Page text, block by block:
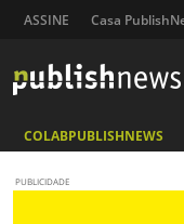
ASSINE Casa
COLABPUBLISHNEWS
PUBLICIDADE